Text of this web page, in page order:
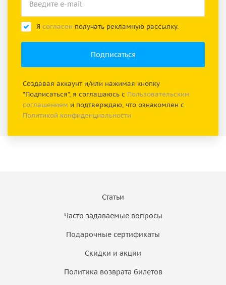
Я согласен получать рекламную рассылку.
Создавая аккаунт и/или нажимая кнопку
"Подписаться", я соглашаюсь с Пользовательским
соглашением и подтверждаю, что ознакомлен с
Политикой конфиденциальности
Статьи
Часто задаваемые вопросы
Подарочные сертификаты
Скидки и акции
Политика возврата билетов